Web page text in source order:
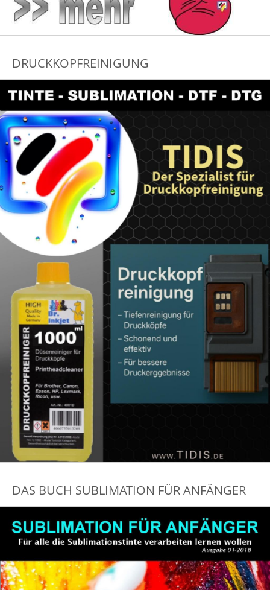
DRUCKKOPFREINIGUNG
DAS BUCH SUBLIMATION FÜR ANFÄNGER